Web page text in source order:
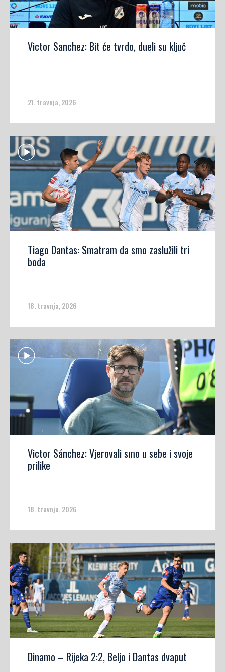
Victor Sanchez: Bit će tvrdo, dueli su ključ
21. travnja, 2026
Tiago Dantas: Smatram da smo zaslužili tri
boda
18. travnja, 2026
Victor Sánchez: Vjerovali smo u sebe i svoje
prilike
18. travnja, 2026
Dinamo – Rijeka 2:2, Beljo i Dantas dvaput